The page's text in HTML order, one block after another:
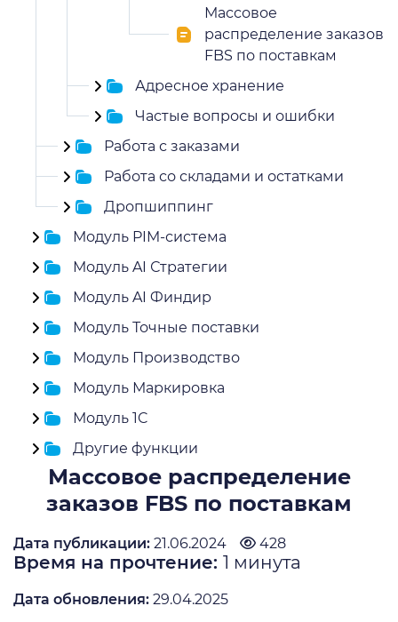
Массовое
распределение заказов
FBS по поставкам
Адресное хранение
Частые вопросы и ошибки
Работа с заказами
Работа со складами и остатками
Дропшиппинг
Модуль PIM-система
Модуль AI Стратегии
Модуль AI Финдир
Модуль Точные поставки
Модуль Производство
Модуль Маркировка
Модуль 1C
Другие функции
Массовое распределение
заказов FBS по поставкам
Дата публикации: 21.06.2024 428
Время на прочтение: 1 минута
Дата обновления: 29.04.2025